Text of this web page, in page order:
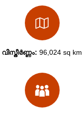
വിസ്തീർണ്ണം: 96,024 sq km